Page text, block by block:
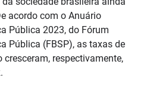
acordo com o Anuário
Pública 2023, do Fórum
Pública (FBSP), as taxas de
respectivamente,